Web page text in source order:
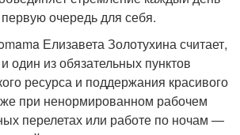
очередь для себя.
Елизавета Золотухина считает,
один из обязательных пунктов
ресурса и поддержания красивого
при ненормированном рабочем
перелетах или работе по ночам —